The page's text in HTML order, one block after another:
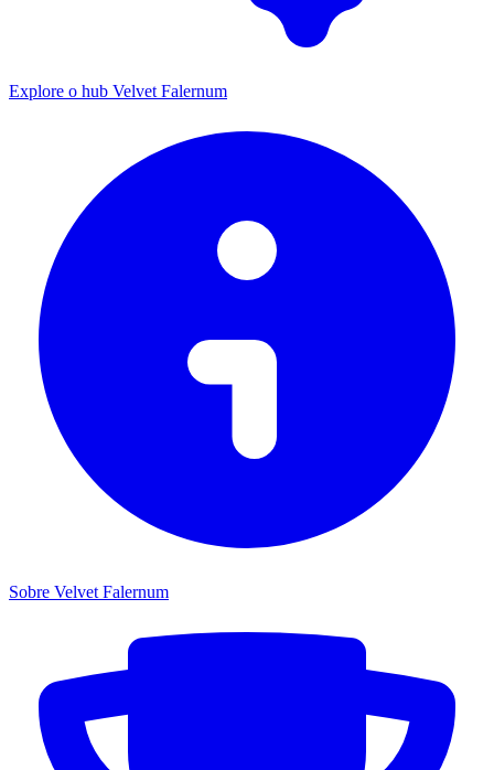
Explore o hub Velvet Falernum
Sobre Velvet Falernum